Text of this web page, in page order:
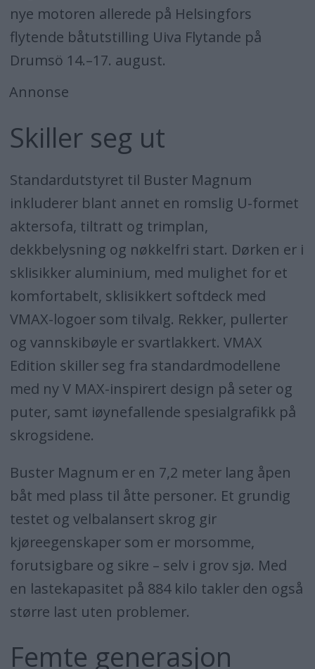
nye motoren allerede på Helsingfors
flytende båtutstilling Uiva Flytande på
Drumsö 14.–17. august.
Annonse
Skiller seg ut
Standardutstyret til Buster Magnum
inkluderer blant annet en romslig U-formet
aktersofa, tiltratt og trimplan,
dekkbelysning og nøkkelfri start. Dørken er i
sklisikker aluminium, med mulighet for et
komfortabelt, sklisikkert softdeck med
VMAX-logoer som tilvalg. Rekker, pullerter
og vannskibøyle er svartlakkert. VMAX
Edition skiller seg fra standardmodellene
med ny V MAX-inspirert design på seter og
puter, samt iøynefallende spesialgrafikk på
skrogsidene.
Buster Magnum er en 7,2 meter lang åpen
båt med plass til åtte personer. Et grundig
testet og velbalansert skrog gir
kjøreegenskaper som er morsomme,
forutsigbare og sikre – selv i grov sjø. Med
en lastekapasitet på 884 kilo takler den også
større last uten problemer.
Femte generasjon